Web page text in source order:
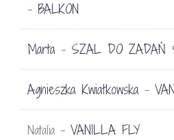
- BALKON
Marta - SZAL DO ZADAŃ
Agnieszka Kwiatkowska -
Natalia - VANILLA FLY